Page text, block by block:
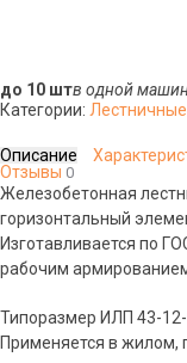
до 10 штв одной
Категории:
Описание
Отзывы 0
Железобетонная
горизонтальный
Изготавливается по
рабочим
Типоразмер ИЛП 43-12-
Применяется в